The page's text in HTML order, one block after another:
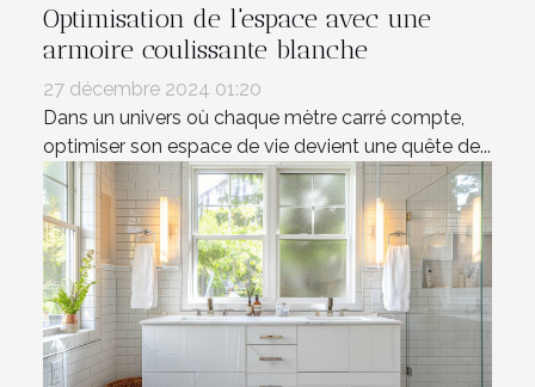
Optimisation de l'espace avec une
armoire coulissante blanche
27 décembre 2024 01:20
Dans un univers où chaque mètre carré compte,
optimiser son espace de vie devient une quête de...